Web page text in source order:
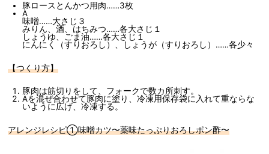
豚ロースとんかつ用肉……3枚
A
味噌……大さじ３
みりん、酒、はちみつ……各大さじ１
しょうゆ、ごま油……各大さじ１
にんにく（すりおろし）、しょうが（すりおろし）……各少々
【つくり方】
豚肉は筋切りをして、フォークで数カ所刺す。
Aを混ぜ合わせて豚肉に塗り、冷凍用保存袋に入れて重ならな
いように広げ、冷凍する。
アレンジレシピ①味噌カツ〜薬味たっぷりおろしポン酢〜